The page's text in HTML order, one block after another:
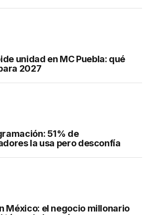
unidad en MC Puebla: qué
2027
51% de
la usa pero desconfía
México: el negocio millonario